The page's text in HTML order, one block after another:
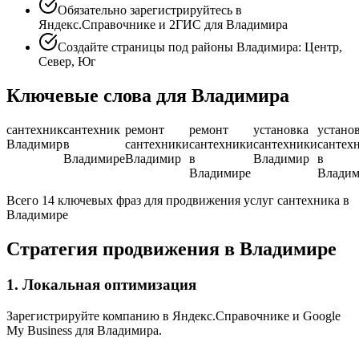
Обязательно зарегистрируйтесь в
Яндекс.Справочнике и 2ГИС для Владимира
Создайте страницы под районы Владимира: Центр,
Север, Юг
Ключевые слова для Владимира
сантехник
Владимир
сантехник
в
Владимире
ремонт
сантехники
Владимир
ремонт
сантехники
в
Владимире
установка
сантехники
Владимир в
Всего 14 ключевых фраз для продвижения услуг сантехника в
Владимире
Стратегия продвижения в Владимире
1. Локальная оптимизация
Зарегистрируйте компанию в Яндекс.Справочнике и Google
My Business для Владимира.